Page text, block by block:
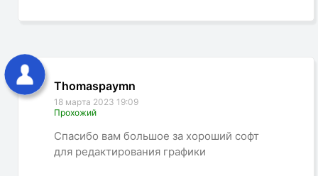
Thomaspaymn
18 марта 2023 19:09
Прохожий
Спасибо вам большое за хороший софт
для редактирования графики